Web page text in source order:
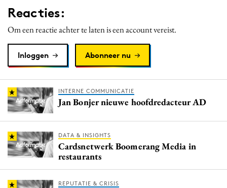
Programmatic
Purpose Marketing
Reputatie & crisis
Reacties:
Om een reactie achter te laten is een account vereist.
Inloggen Abonneer nu
INTERNE COMMUNICATIE
Jan Bonjer nieuwe hoofdredacteur AD
DATA & INSIGHTS
Cardsnetwerk Boomerang Media in
restaurants
REPUTATIE & CRISIS